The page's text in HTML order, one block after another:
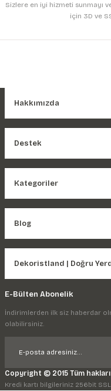
Sizlere en iyi hizmeti sunmayı
için 3D ve
Hakkımızda
Destek
Kategoriler
Blog
Dekoristland | Doğru
E-Bülten Abonelik
İndirimlerden ilk siz haberdar
olabilirsiniz.
Copyright © 2015 Tüm hakları
Kredi kartı bilgileriniz 256bit